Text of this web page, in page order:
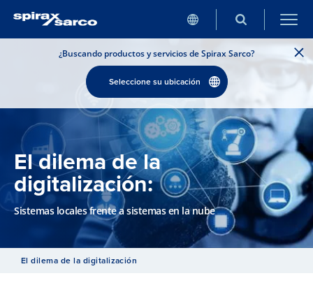
¿Buscando productos y servicios de Spirax Sarco?
Seleccione su ubicación
El dilema de la
digitalización:
Sistemas locales frente a sistemas en la nube
El dilema de la digitalización